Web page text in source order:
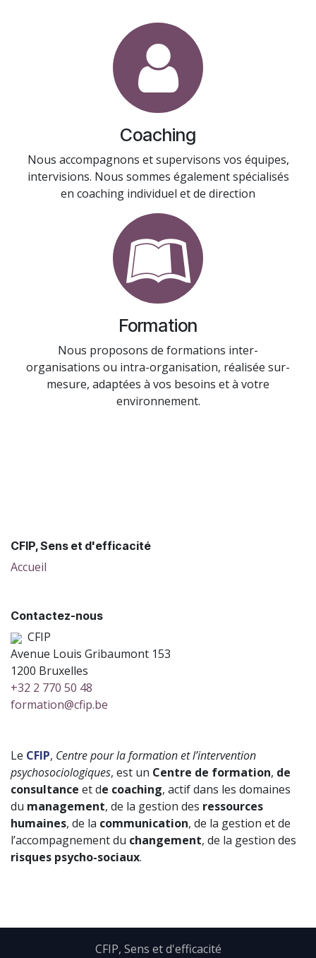
Coaching
Nous accompagnons et supervisons vos équipes,
intervisions. Nous sommes également spécialisés
en coaching individuel et de direction
Formation
Nous proposons de formations inter-
organisations ou intra-organisation, réalisée sur-
mesure, adaptées à vos besoins et à votre
environnement.
CFIP, Sens et d'efficacité
Accueil
Contactez-nous
CFIP
Avenue Louis Gribaumont 153
1200 Bruxelles
+32 2 770 50 48
formation@cfip.be
Le CFIP, Centre pour la formation et l’intervention
psychosociologiques, est un Centre de formation, de
consultance et de coaching, actif dans les domaines
du management, de la gestion des ressources
humaines, de la communication, de la gestion et de
l’accompagnement du changement, de la gestion des
risques psycho-sociaux.​
CFIP, Sens et d'efficacité